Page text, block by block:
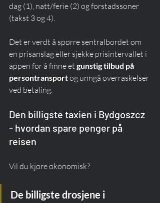
dag (1), natt/ferie (2) og forstadssoner
(takst 3 og 4).
Det er verdt å spørre sentralbordet om
en prisanslag eller sjekke prisintervallet i
appen for å finne et gunstig tilbud på
persontransport og unngå overraskelser
ved betaling.
Den billigste taxien i Bydgoszcz
- hvordan spare penger på
reisen
Vil du kjøre økonomisk?
De billigste drosjene i